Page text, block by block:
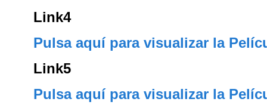
Link4
Pulsa aquí para visualizar la
Link5
Pulsa aquí para visualizar la